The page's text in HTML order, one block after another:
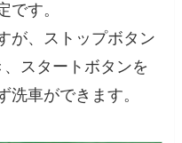
です。
が、ストップボタン
スタートボタンを
洗車ができます。